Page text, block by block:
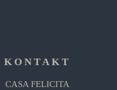
KONTAKT
CASA FELICITA